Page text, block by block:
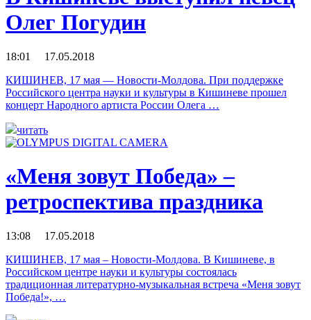
Олег Погудин
18:01 17.05.2018
КИШИНЕВ, 17 мая — Новости-Молдова. При поддержке
Российского центра науки и культуры в Кишиневе прошел
концерт Народного артиста России Олега …
читать
«Меня зовут Победа» –
ретроспектива праздника
13:08 17.05.2018
КИШИНЕВ, 17 мая – Новости-Молдова. В Кишиневе, в
Российском центре науки и культуры состоялась
традиционная литературно-музыкальная встреча «Меня зовут
Победа!», …